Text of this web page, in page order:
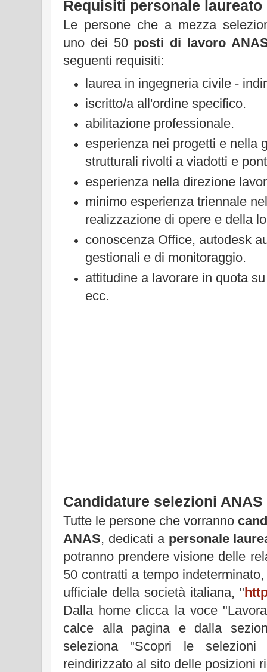
Requisiti personale laureato
Le persone che a mezza
uno dei 50 posti di lavoro
seguenti requisiti:
laurea in ingegneria civile -
iscritto/a all'ordine specifico.
abilitazione professionale.
esperienza nei progetti e nella
strutturali rivolti a viadotti e
esperienza nella direzione
minimo esperienza triennale
realizzazione di opere e della
conoscenza Office, autodesk
gestionali e di monitoraggio.
attitudine a lavorare in quota
ecc.
Candidature selezioni ANAS
Tutte le persone che vorranno
ANAS, dedicati a personale
potranno prendere visione delle
50 contratti a tempo
ufficiale della società italiana, "
Dalla home clicca la voce
calce alla pagina e dalla
seleziona "Scopri le
reindirizzato al sito delle posizioni